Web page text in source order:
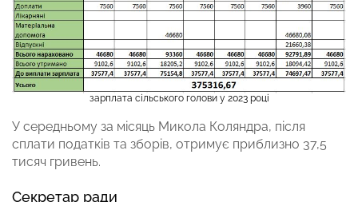
зарплата сільського голови у 2023 році
У середньому за місяць Микола Коляндра, після
сплати податків та зборів, отримує приблизно 37,5
тисяч гривень.
Секретар ради